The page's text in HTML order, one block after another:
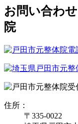
お問い合わ
院
住所：
〒335‐0022